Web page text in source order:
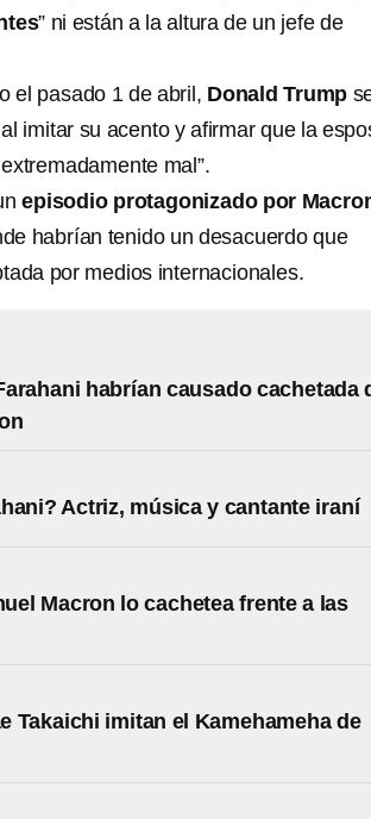
” ni están a la altura de un jefe de
el pasado 1 de abril, Donald Trump
imitar su acento y afirmar que la
mal”.
episodio protagonizado por
habrían tenido un desacuerdo que
por medios internacionales.
habrían causado cachetada
Actriz, música y cantante iraní
Macron lo cachetea frente a las
Takaichi imitan el Kamehameha de